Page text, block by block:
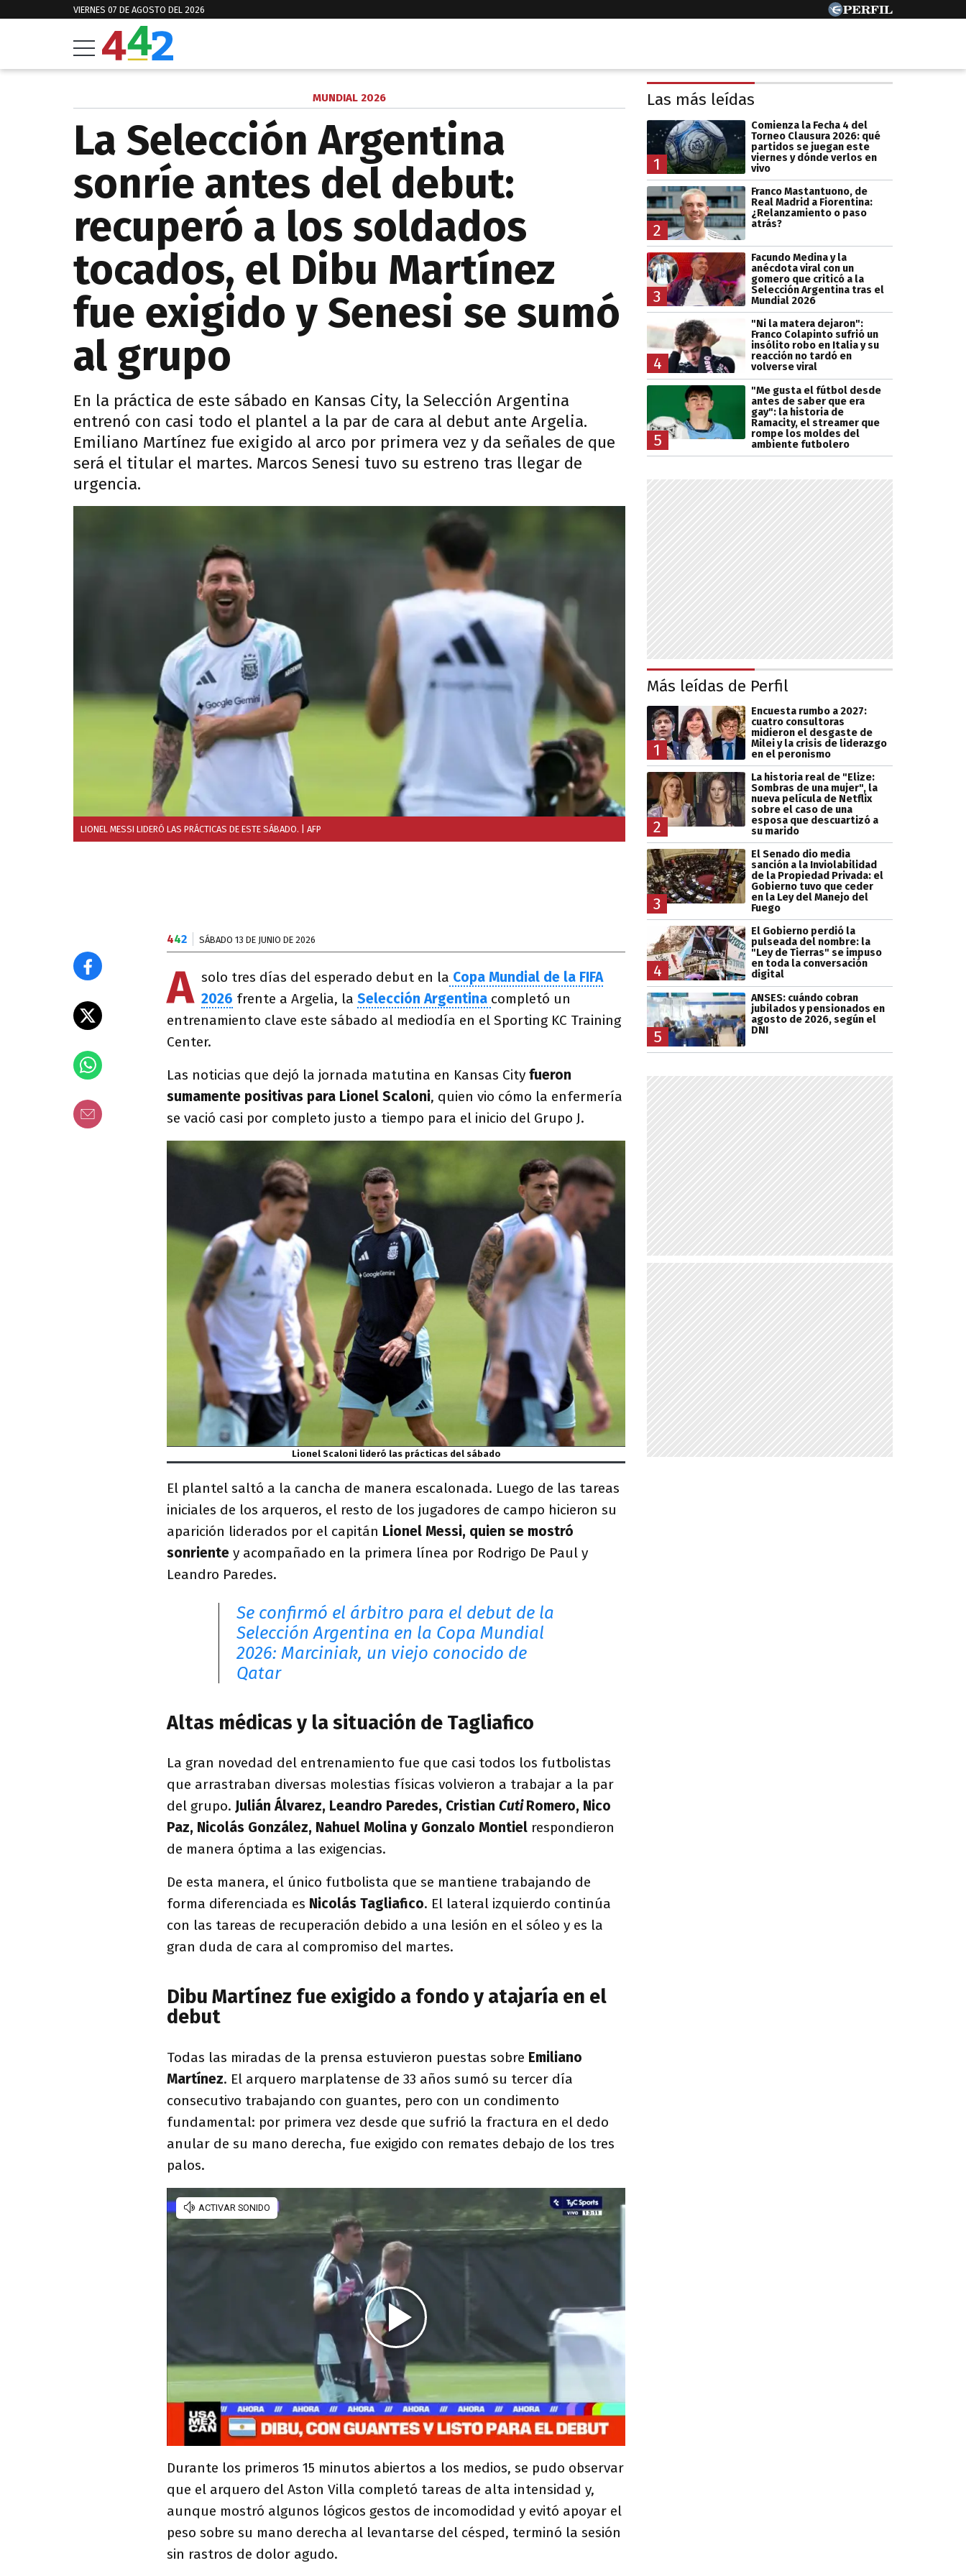
VIERNES 07 DE AGOSTO DEL 2026
MUNDIAL 2026
La Selección Argentina
sonríe antes del debut:
recuperó a los soldados
tocados, el Dibu Martínez
fue exigido y Senesi se sumó
al grupo
En la práctica de este sábado en Kansas City, la Selección Argentina
entrenó con casi todo el plantel a la par de cara al debut ante Argelia.
Emiliano Martínez fue exigido al arco por primera vez y da señales de que
será el titular el martes. Marcos Senesi tuvo su estreno tras llegar de
urgencia.
LIONEL MESSI LIDERÓ LAS PRÁCTICAS DE ESTE SÁBADO. | AFP
442 SÁBADO 13 DE JUNIO DE 2026
A solo tres días del esperado debut en la Copa Mundial de la FIFA
2026 frente a Argelia, la Selección Argentina completó un
entrenamiento clave este sábado al mediodía en el Sporting KC Training
Center.
Las noticias que dejó la jornada matutina en Kansas City fueron
sumamente positivas para Lionel Scaloni, quien vio cómo la enfermería
se vació casi por completo justo a tiempo para el inicio del Grupo J.
Lionel Scaloni lideró las prácticas del sábado
El plantel saltó a la cancha de manera escalonada. Luego de las tareas
iniciales de los arqueros, el resto de los jugadores de campo hicieron su
aparición liderados por el capitán Lionel Messi, quien se mostró
sonriente y acompañado en la primera línea por Rodrigo De Paul y
Leandro Paredes.
Se confirmó el árbitro para el debut de la
Selección Argentina en la Copa Mundial
2026: Marciniak, un viejo conocido de
Qatar
Altas médicas y la situación de Tagliafico
La gran novedad del entrenamiento fue que casi todos los futbolistas
que arrastraban diversas molestias físicas volvieron a trabajar a la par
del grupo. Julián Álvarez, Leandro Paredes, Cristian CutiRomero, Nico
Paz, Nicolás González, Nahuel Molina y Gonzalo Montiel respondieron
de manera óptima a las exigencias.
De esta manera, el único futbolista que se mantiene trabajando de
forma diferenciada es Nicolás Tagliafico. El lateral izquierdo continúa
con las tareas de recuperación debido a una lesión en el sóleo y es la
gran duda de cara al compromiso del martes.
Dibu Martínez fue exigido a fondo y atajaría en el
debut
Todas las miradas de la prensa estuvieron puestas sobre Emiliano
Martínez. El arquero marplatense de 33 años sumó su tercer día
consecutivo trabajando con guantes, pero con un condimento
fundamental: por primera vez desde que sufrió la fractura en el dedo
anular de su mano derecha, fue exigido con remates debajo de los tres
palos.
Durante los primeros 15 minutos abiertos a los medios, se pudo observar
que el arquero del Aston Villa completó tareas de alta intensidad y,
aunque mostró algunos lógicos gestos de incomodidad y evitó apoyar el
peso sobre su mano derecha al levantarse del césped, terminó la sesión
sin rastros de dolor agudo.
Las más leídas
1
Comienza la Fecha 4 del
Torneo Clausura 2026: qué
partidos se juegan este
viernes y dónde verlos en
vivo
2
Franco Mastantuono, de
Real Madrid a Fiorentina:
¿Relanzamiento o paso
atrás?
3
Facundo Medina y la
anécdota viral con un
gomero que criticó a la
Selección Argentina tras el
Mundial 2026
4
"Ni la matera dejaron":
Franco Colapinto sufrió un
insólito robo en Italia y su
reacción no tardó en
volverse viral
5
"Me gusta el fútbol desde
antes de saber que era
gay": la historia de
Ramacity, el streamer que
rompe los moldes del
ambiente futbolero
Más leídas de Perfil
1
Encuesta rumbo a 2027:
cuatro consultoras
midieron el desgaste de
Milei y la crisis de liderazgo
en el peronismo
2
La historia real de "Elize:
Sombras de una mujer", la
nueva película de Netflix
sobre el caso de una
esposa que descuartizó a
su marido
3
El Senado dio media
sanción a la Inviolabilidad
de la Propiedad Privada: el
Gobierno tuvo que ceder
en la Ley del Manejo del
Fuego
4
El Gobierno perdió la
pulseada del nombre: la
"Ley de Tierras" se impuso
en toda la conversación
digital
5
ANSES: cuándo cobran
jubilados y pensionados en
agosto de 2026, según el
DNI